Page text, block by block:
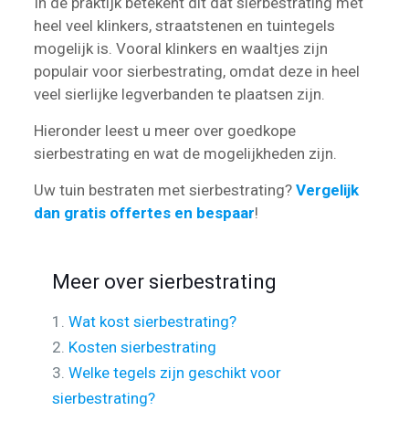
heel veel klinkers, straatstenen en tuintegels
mogelijk is. Vooral klinkers en waaltjes zijn
populair voor sierbestrating, omdat deze in heel
veel sierlijke legverbanden te plaatsen zijn.
Hieronder leest u meer over goedkope
sierbestrating en wat de mogelijkheden zijn.
Uw tuin bestraten met sierbestrating? Vergelijk
dan gratis offertes en bespaar!
Meer over sierbestrating
1. Wat kost sierbestrating?
2. Kosten sierbestrating
3. Welke tegels zijn geschikt voor
sierbestrating?